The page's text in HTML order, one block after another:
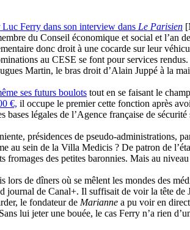
Luc Ferry dans son interview dans Le Parisien
du Conseil économique et social et
donc droit à une cocarde sur leur
au CESE se font pour services
Martin, le bras droit d’Alain Juppé à la
ses futurs boulots tout en se faisant le
€, il occupe le premier cette fonction après
bases légales de l’Agence française de
présidences de pseudo-administrations,
au sein de la Villa Medicis ? De patron de
des petites baronnies. Mais au
de dîners où se mêlent les mondes des
journal de Canal+. Il suffisait de voir la tête
le fondateur de Marianne a pu voir en
lui jeter une bouée, le cas Ferry n’a rien